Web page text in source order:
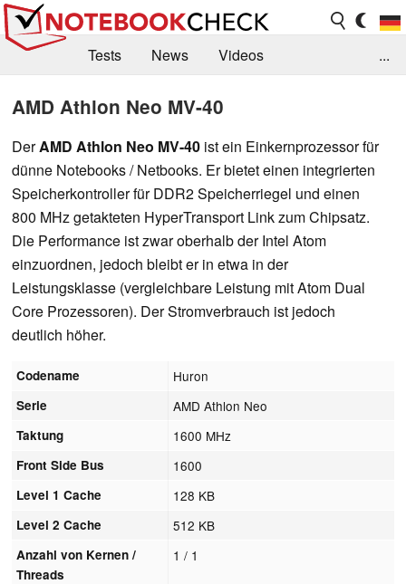
Tests News
Videos
Forum
...
AMD Athlon Neo MV-40
DerAMD Athlon Neo MV-40 ist ein Einkernprozessor für
dünne Notebooks / Netbooks. Er bietet einen integrierten
Speicherkontroller für DDR2 Speicherriegel und einen
800 MHz getakteten HyperTransport Link zum Chipsatz.
Die Performance ist zwar oberhalb der Intel Atom
einzuordnen, jedoch bleibt er in etwa in der
Leistungsklasse (vergleichbare Leistung mit Atom Dual
Core Prozessoren). Der Stromverbrauch ist jedoch
deutlich höher.
Codename Huron
Serie AMD Athlon Neo
Taktung 1600 MHz
Front Side Bus 1600
Level 1 Cache 128 KB
Level 2 Cache 512 KB
Anzahl von Kernen /
Threads
1 / 1